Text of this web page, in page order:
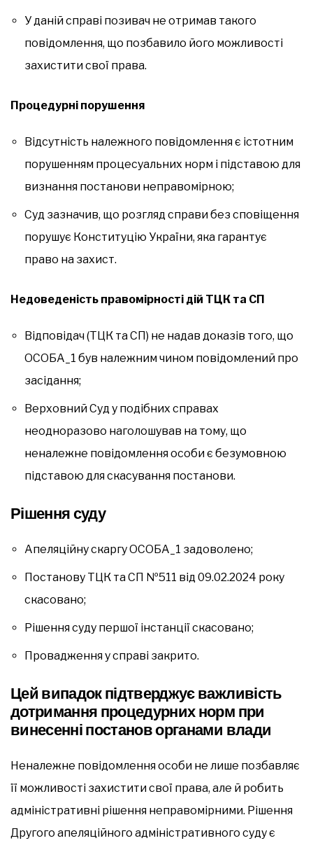
У даній справі позивач не отримав такого
повідомлення, що позбавило його можливості
захистити свої права.
Процедурні порушення
Відсутність належного повідомлення є істотним
порушенням процесуальних норм і підставою для
визнання постанови неправомірною;
Суд зазначив, що розгляд справи без сповіщення
порушує Конституцію України, яка гарантує
право на захист.
Недоведеність правомірності дій ТЦК та СП
Відповідач (ТЦК та СП) не надав доказів того, що
ОСОБА_1 був належним чином повідомлений про
засідання;
Верховний Суд у подібних справах
неодноразово наголошував на тому, що
неналежне повідомлення особи є безумовною
підставою для скасування постанови.
Рішення суду
Апеляційну скаргу ОСОБА_1 задоволено;
Постанову ТЦК та СП №511 від 09.02.2024 року
скасовано;
Рішення суду першої інстанції скасовано;
Провадження у справі закрито.
Цей випадок підтверджує важливість
дотримання процедурних норм при
винесенні постанов органами влади
Неналежне повідомлення особи не лише позбавляє
її можливості захистити свої права, але й робить
адміністративні рішення неправомірними. Рішення
Другого апеляційного адміністративного суду є